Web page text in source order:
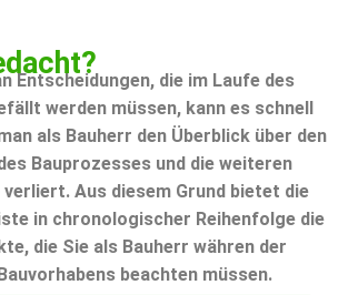
Entscheidungen, die im Laufe des
werden müssen, kann es schnell
als Bauherr den Überblick über den
Bauprozesses und die weiteren
Aus diesem Grund bietet die
in chronologischer Reihenfolge die
die Sie als Bauherr währen der
beachten müssen.